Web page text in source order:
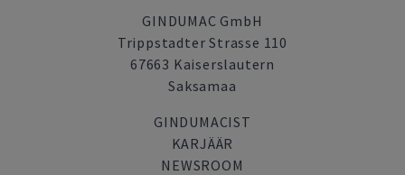
GINDUMAC GmbH
Trippstadter Strasse 110
67663 Kaiserslautern
Saksamaa
GINDUMACIST
KARJÄÄR
NEWSROOM